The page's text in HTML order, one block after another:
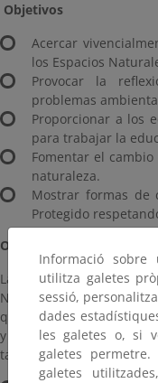
Objetivos
Acercar
los Espacios
Provocar la
problemas
Proporcionar a los
para trabajar la
Fomentar el
naturaleza.
Mostrar formas de
Protegido
Oferta de actividades
La actividad puede
Natural Protegido en el
que ayudan a
y participativa, o bien
talleres educativos,
Informació
utilitza galetes
sessió,
dades
les galetes o, si
galetes
galetes